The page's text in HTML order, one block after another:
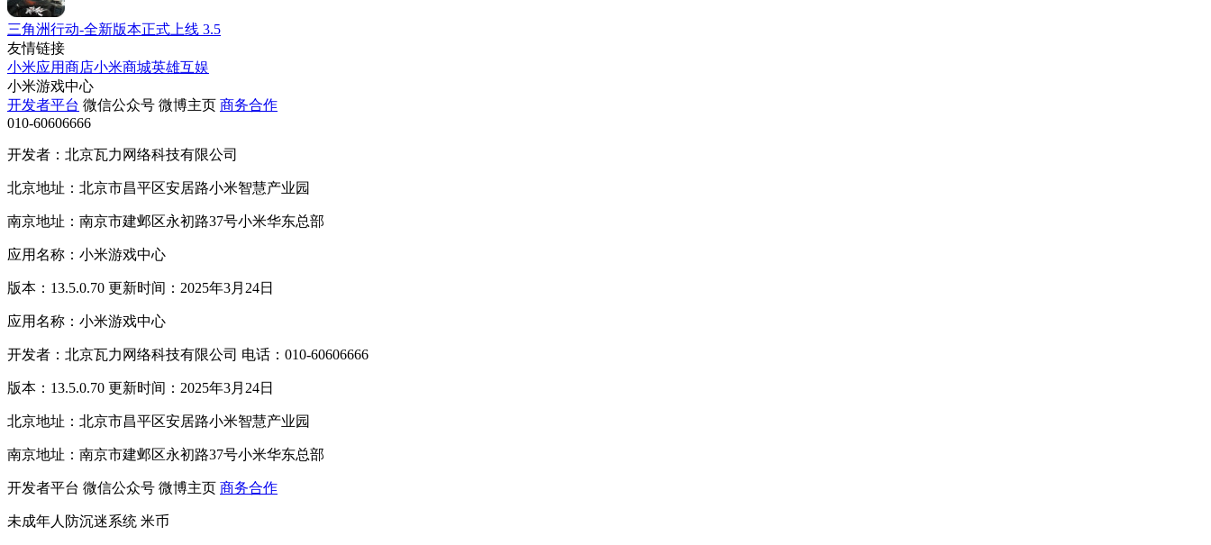
三角洲行动-全新版本正式上线 3.5
友情链接
小米应用商店小米商城英雄互娱
小米游戏中心
开发者平台 微信公众号 微博主页 商务合作
010-60606666
开发者：北京瓦力网络科技有限公司
北京地址：北京市昌平区安居路小米智慧产业园
南京地址：南京市建邺区永初路37号小米华东总部
应用名称：小米游戏中心
版本：13.5.0.70 更新时间：2025年3月24日
应用名称：小米游戏中心
开发者：北京瓦力网络科技有限公司 电话：010-60606666
版本：13.5.0.70 更新时间：2025年3月24日
北京地址：北京市昌平区安居路小米智慧产业园
南京地址：南京市建邺区永初路37号小米华东总部
开发者平台 微信公众号 微博主页 商务合作
未成年人防沉迷系统 米币